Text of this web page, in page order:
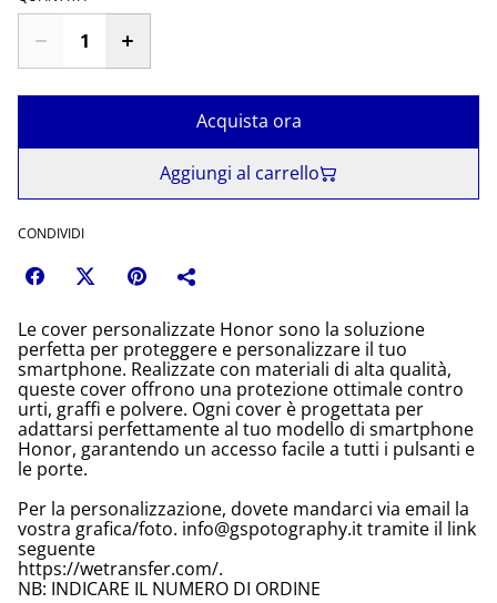
Acquista ora
Aggiungi al carrello
CONDIVIDI
Le cover personalizzate Honor sono la soluzione
perfetta per proteggere e personalizzare il tuo
smartphone. Realizzate con materiali di alta qualità,
queste cover offrono una protezione ottimale contro
urti, graffi e polvere. Ogni cover è progettata per
adattarsi perfettamente al tuo modello di smartphone
Honor, garantendo un accesso facile a tutti i pulsanti e
le porte.
Per la personalizzazione, dovete mandarci via email la
vostra grafica/foto. info@gspotography.it tramite il link
seguente
https://wetransfer.com/.
NB: INDICARE IL NUMERO DI ORDINE